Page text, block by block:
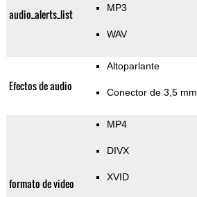
audio_alerts_list MP3
WAV
Efectos de audio
Altoparlante
Conector de 3,5 mm
formato de video
MP4
DIVX
XVID